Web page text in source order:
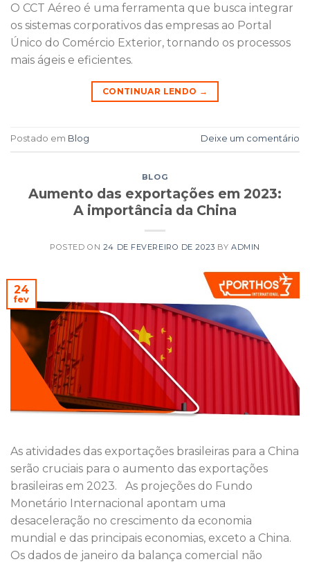
O CCT Aéreo é uma ferramenta que busca integrar
os sistemas corporativos das empresas ao Portal
Único do Comércio Exterior, tornando os processos
mais ágeis e eficientes.
CONTINUAR LENDO →
Postado em Blog Deixe um comentário
BLOG
Aumento das exportações em 2023:
A importância da China
POSTED ON 24 DE FEVEREIRO DE 2023 BY ADMIN
24
fev
As atividades das exportações brasileiras para a China
serão cruciais para o aumento das exportações
brasileiras em 2023. As projeções do Fundo
Monetário Internacional apontam uma
desaceleração no crescimento da economia
mundial e das principais economias, exceto a China.
Os dados de janeiro da balança comercial não